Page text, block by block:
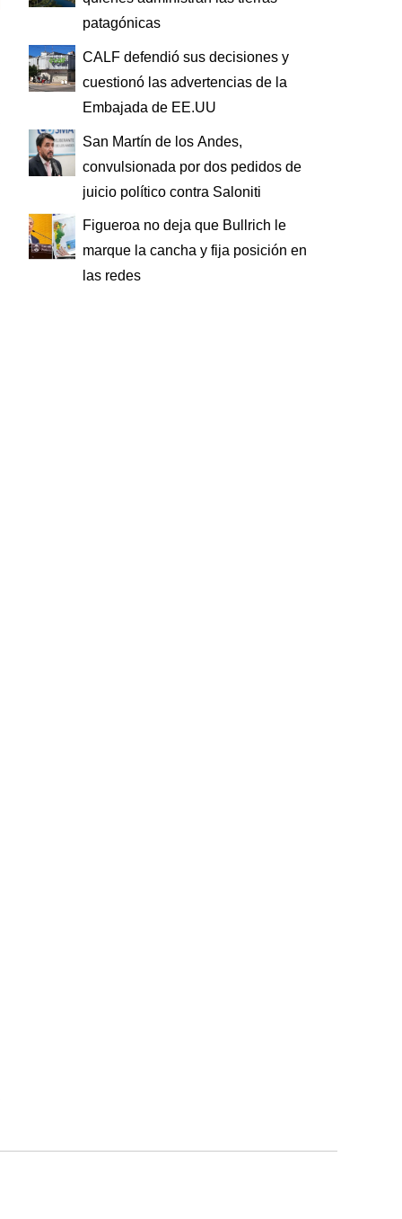
patagónicas
CALF defendió sus decisiones y
cuestionó las advertencias de la
Embajada de EE.UU
San Martín de los Andes,
convulsionada por dos pedidos de
juicio político contra Saloniti
Figueroa no deja que Bullrich le
marque la cancha y fija posición en
las redes